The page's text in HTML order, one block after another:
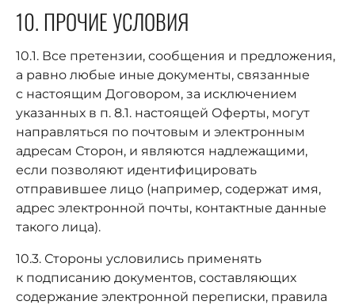
10. ПРОЧИЕ УСЛОВИЯ
10.1. Все претензии, сообщения и предложения,
а равно любые иные документы, связанные
с настоящим Договором, за исключением
указанных в п. 8.1. настоящей Оферты, могут
направляться по почтовым и электронным
адресам Сторон, и являются надлежащими,
если позволяют идентифицировать
отправившее лицо (например, содержат имя,
адрес электронной почты, контактные данные
такого лица).
10.3. Стороны условились применять
к подписанию документов, составляющих
содержание электронной переписки, правила